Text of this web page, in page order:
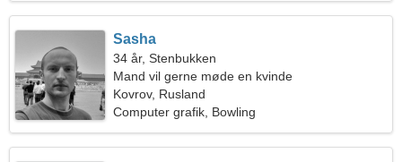
Sasha
34 år, Stenbukken
Mand vil gerne møde en kvinde
Kovrov, Rusland
Computer grafik, Bowling